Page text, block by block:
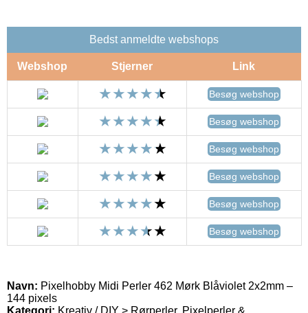
Bedst anmeldte webshops
Webshop Stjerner Link
Besøg webshop
Besøg webshop
Besøg webshop
Besøg webshop
Besøg webshop
Besøg webshop
Navn: Pixelhobby Midi Perler 462 Mørk Blåviolet 2x2mm –
144 pixels
Kategori: Kreativ / DIY > Rørperler, Pixelperler &